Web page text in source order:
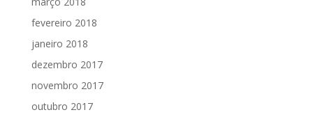
fevereiro 2018
janeiro 2018
dezembro 2017
novembro 2017
outubro 2017